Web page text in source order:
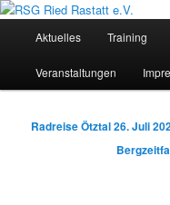
Zum
wechseln
RSG Ried
Sportliches Radfahren in
Aktuelles Training
Veranstaltungen
Beitrags-
Radreise Ötztal26. Juli